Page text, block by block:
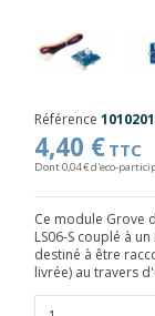
Référence
4,40 € TTC
Dont 0,04 € d'eco-
Ce module Grove
LS06-S couplé à
destiné à être
livrée) au travers